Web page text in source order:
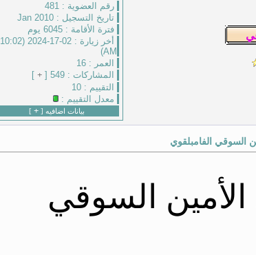
رقم العضوية : 481
تاريخ التسجيل : Jan 2010
فترة الأقامة : 6045 يوم
أخر زيارة :
02-17-2024 (10:02
AM)
العمر : 16
المشاركات : 549 [
+
]
التقييم : 10
معدل التقييم :
بيانات اضافيه [ +
]
الأمين السوقي